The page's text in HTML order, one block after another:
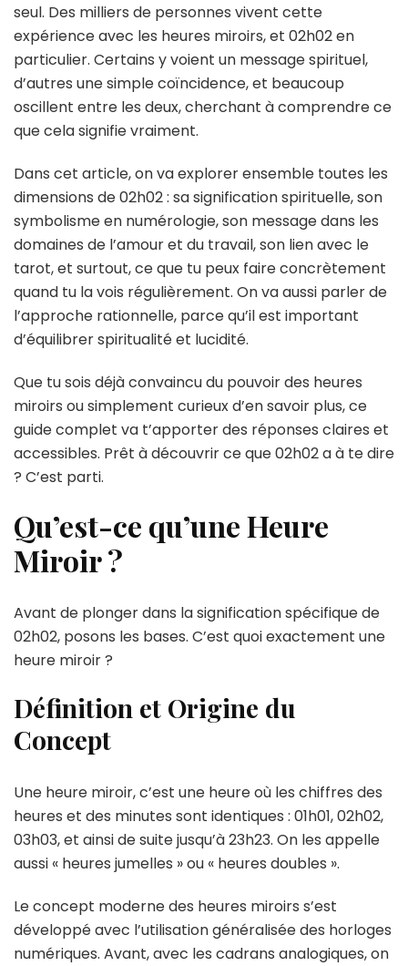
seul. Des milliers de personnes vivent cette
expérience avec les heures miroirs, et 02h02 en
particulier. Certains y voient un message spirituel,
d’autres une simple coïncidence, et beaucoup
oscillent entre les deux, cherchant à comprendre ce
que cela signifie vraiment.
Dans cet article, on va explorer ensemble toutes les
dimensions de 02h02 : sa signification spirituelle, son
symbolisme en numérologie, son message dans les
domaines de l’amour et du travail, son lien avec le
tarot, et surtout, ce que tu peux faire concrètement
quand tu la vois régulièrement. On va aussi parler de
l’approche rationnelle, parce qu’il est important
d’équilibrer spiritualité et lucidité.
Que tu sois déjà convaincu du pouvoir des heures
miroirs ou simplement curieux d’en savoir plus, ce
guide complet va t’apporter des réponses claires et
accessibles. Prêt à découvrir ce que 02h02 a à te dire
? C’est parti.
Qu’est-ce qu’une Heure
Miroir ?
Avant de plonger dans la signification spécifique de
02h02, posons les bases. C’est quoi exactement une
heure miroir ?
Définition et Origine du
Concept
Une heure miroir, c’est une heure où les chiffres des
heures et des minutes sont identiques : 01h01, 02h02,
03h03, et ainsi de suite jusqu’à 23h23. On les appelle
aussi « heures jumelles » ou « heures doubles ».
Le concept moderne des heures miroirs s’est
développé avec l’utilisation généralisée des horloges
numériques. Avant, avec les cadrans analogiques, on